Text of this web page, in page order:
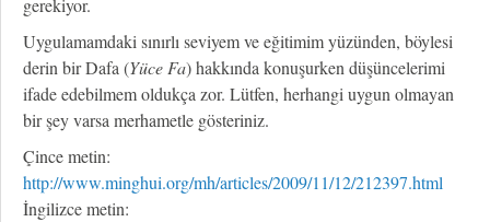
gerekiyor.
Uygulamamdaki sınırlı seviyem ve eğitimim yüzünden, böylesi
derin bir Dafa (Yüce Fa) hakkında konuşurken düşüncelerimi
ifade edebilmem oldukça zor. Lütfen, herhangi uygun olmayan
bir şey varsa merhametle gösteriniz.
Çince metin:
http://www.minghui.org/mh/articles/2009/11/12/212397.html
İngilizce metin: